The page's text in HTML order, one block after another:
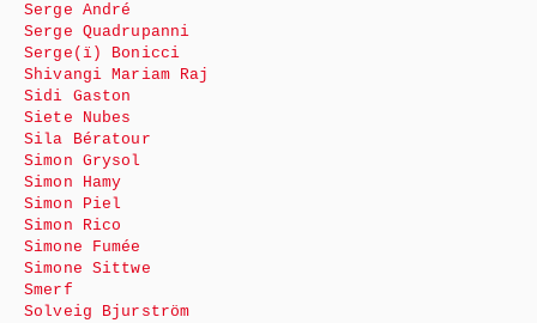
Serge André
Serge Quadrupanni
Serge(ï) Bonicci
Shivangi Mariam Raj
Sidi Gaston
Siete Nubes
Sila Bératour
Simon Grysol
Simon Hamy
Simon Piel
Simon Rico
Simone Fumée
Simone Sittwe
Smerf
Solveig Bjurström